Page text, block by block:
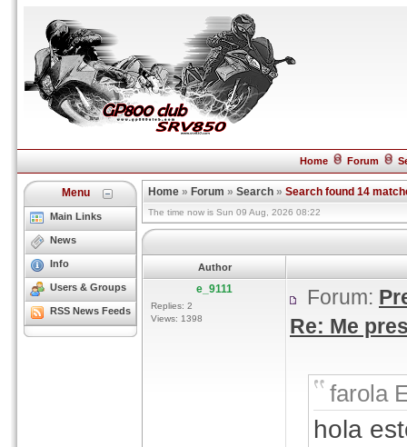
Home Forum
Menu
Main Links
News
Info
Users & Groups
RSS News Feeds
Home » Forum » Search » Search found 14
The time now is Sun 09 Aug, 2026 08:22
Author
e_9111
Replies: 2
Views: 1398
Forum:
Re: Me
farola
hola